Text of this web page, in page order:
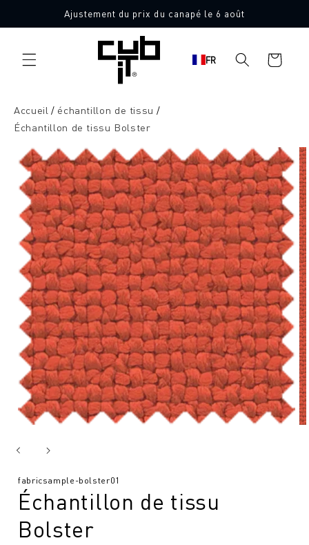
directement
au contenu
Ajustement du prix du canapé le 6 août
FR
Panier
d'achat
Accueil
échantillon de tissu
Échantillon de tissu Bolster
l'information
sur le
produit
10 échantillons de tissu gratuits
SKU
fabricsample-bolster01
Échantillon de tissu
Bolster